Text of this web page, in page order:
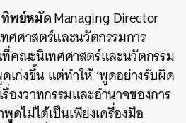
พย์หมัดManaging Director
ศาสตร์และนวัตกรรมการ
ที่คณะนิเทศศาสตร์และนวัตกรรม
เก่งขึ้น แต่ทำให้ ‘พูดอย่างรับผิด
องวาทกรรมและอำนาจของการ
ดไม่ได้เป็นเพียงเครื่องมือ